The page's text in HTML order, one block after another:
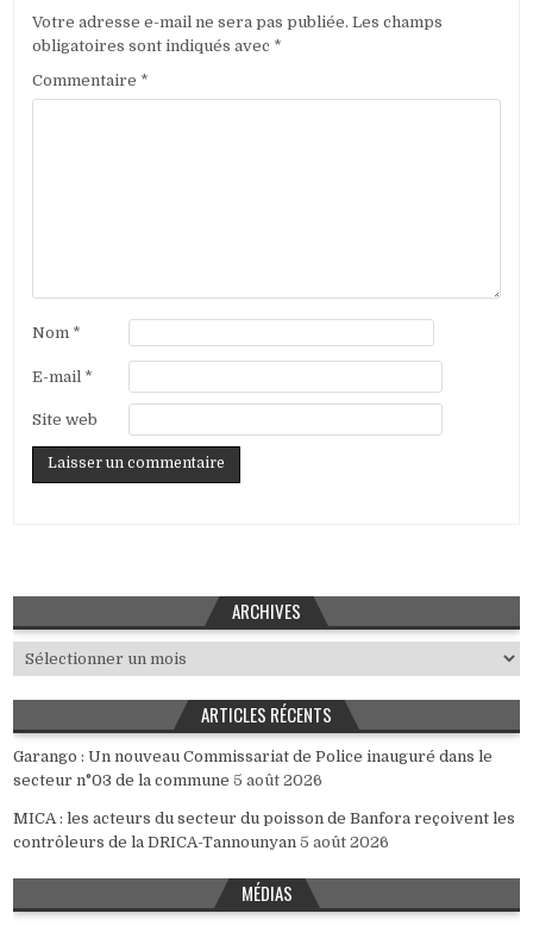
Votre adresse e-mail ne sera pas publiée. Les champs
obligatoires sont indiqués avec *
Commentaire *
Nom *
E-mail *
Site web
ARCHIVES
Archives
ARTICLES RÉCENTS
Garango : Un nouveau Commissariat de Police inauguré dans le
secteur n°03 de la commune 5 août 2026
MICA : les acteurs du secteur du poisson de Banfora reçoivent les
contrôleurs de la DRICA-Tannounyan 5 août 2026
MÉDIAS